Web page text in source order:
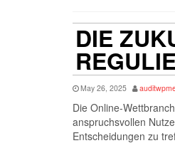
DIE
May 26, 2025
Die Online-
anspruchsvollen
Entscheidungen zu